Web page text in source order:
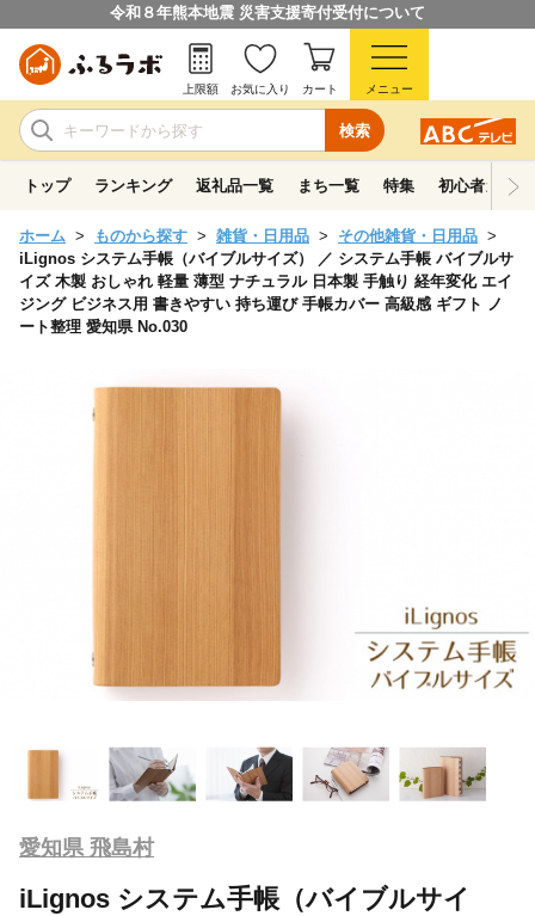
令和８年熊本地震 災害支援寄付受付について
検索
上限額 お気に入り カート メニュー
トップ ランキング 返礼品一覧 まち一覧 特集 初心者ガイド
ホーム ものから探す 雑貨・日用品
その他雑貨・日用品
iLignos システム手帳（バイブルサイズ） ／ システム手帳 バイブルサ
イズ 木製 おしゃれ 軽量 薄型 ナチュラル 日本製 手触り 経年変化 エイ
ジング ビジネス用 書きやすい 持ち運び 手帳カバー 高級感 ギフト ノ
ート整理 愛知県 No.030
愛知県 飛島村
iLignos システム手帳（バイブルサイ